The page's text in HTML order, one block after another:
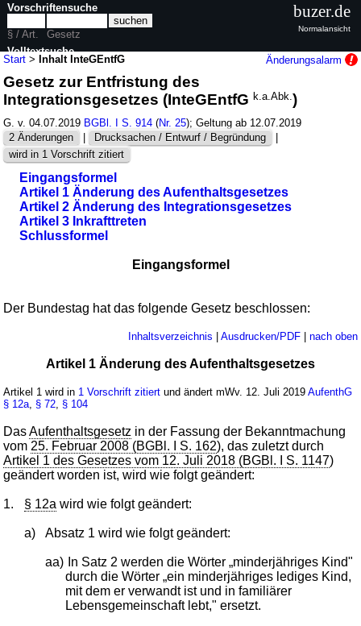
Start >Inhalt InteGEntfG Änderungsalarm
Gesetz zur Entfristung des
Integrationsgesetzes (InteGEntfGk.a.Abk.)
G. v. 04.07.2019 BGBl. I S. 914 (Nr. 25); Geltung ab 12.07.2019
2 Änderungen
| Drucksachen / Entwurf / Begründung
|
wird in 1 Vorschrift zitiert
Eingangsformel
Artikel 1 Änderung des Aufenthaltsgesetzes
Artikel 2 Änderung des Integrationsgesetzes
Artikel 3 Inkrafttreten
Schlussformel
Eingangsformel
Der Bundestag hat das folgende Gesetz beschlossen:
Inhaltsverzeichnis | Ausdrucken/PDF| nach oben
Artikel 1 Änderung des Aufenthaltsgesetzes
Artikel 1 wird in 1 Vorschrift zitiert und ändert mWv. 12. Juli 2019AufenthG
§ 12a § 72 § 104
DasAufenthaltsgesetz in der Fassung der Bekanntmachung
vom 25. Februar 2008 (BGBl. I S. 162), das zuletzt durch
Artikel 1 des Gesetzes vom 12. Juli 2018 (BGBl. I S. 1147)
geändert worden ist, wird wie folgt geändert:
1. § 12a wird wie folgt geändert:
a) Absatz 1 wird wie folgt geändert:
aa)
In Satz 2 werden die Wörter „minderjähriges Kind"
durch die Wörter „ein minderjähriges lediges Kind,
mit dem er verwandt ist und in familiärer
Lebensgemeinschaft lebt," ersetzt.
Vorschriftensuche
§ / Art.
Gesetz
Volltextsuche
nur in InteGEntfG
buzer.de
Normalansicht